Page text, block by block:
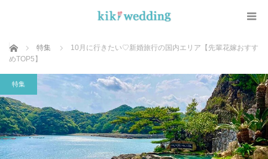
ホーム 特集
10月に行きたい♡新婚旅行の国内エリア【先輩花嫁おすす
めTOP5】
特集